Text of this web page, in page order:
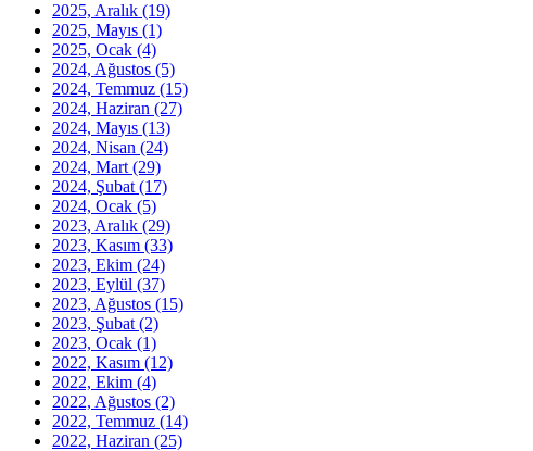
2025, Aralık (19)
2025, Mayıs (1)
2025, Ocak (4)
2024, Ağustos (5)
2024, Temmuz (15)
2024, Haziran (27)
2024, Mayıs (13)
2024, Nisan (24)
2024, Mart (29)
2024, Şubat (17)
2024, Ocak (5)
2023, Aralık (29)
2023, Kasım (33)
2023, Ekim (24)
2023, Eylül (37)
2023, Ağustos (15)
2023, Şubat (2)
2023, Ocak (1)
2022, Kasım (12)
2022, Ekim (4)
2022, Ağustos (2)
2022, Temmuz (14)
2022, Haziran (25)